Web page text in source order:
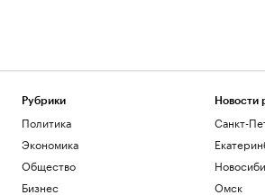
Рубрики
Политика
Экономика
Общество
Бизнес
Новости
Санкт-
Омск